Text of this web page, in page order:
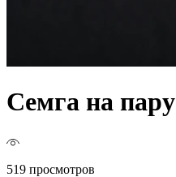
Семга на пару
519 просмотров